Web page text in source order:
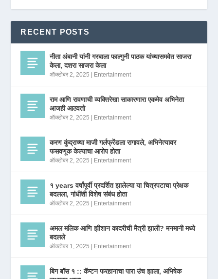
RECENT POSTS
नीता अंबानी यांनी गरबाला फाल्गुनी पाठक यांच्यासमवेत साजरा
केला, दशरा साजरा केला
ऑक्टोबर 2, 2025 | Entertainment
राम आणि रावणाची व्यक्तिरेखा साकारणारा एकमेव अभिनेता
आजही आठवतो
ऑक्टोबर 2, 2025 | Entertainment
करण कुंद्राच्या माजी गर्लफ्रेंडला रागावले, अभिनेत्यावर
फसवणूक केल्याचा आरोप होता
ऑक्टोबर 2, 2025 | Entertainment
१ years वर्षांपूर्वी प्रदर्शित झालेल्या या चित्रपटाचा प्रेक्षक
बदलला, गांधींशी विशेष संबंध होता
ऑक्टोबर 2, 2025 | Entertainment
अमल मलिक आणि झीशान कादरीची मैत्री झाली? मनमानी मध्ये
बदलले
ऑक्टोबर 1, 2025 | Entertainment
बिग बॉस १ :: कॅप्टन फरहानाचा पारा उंच झाला, अभिषेक